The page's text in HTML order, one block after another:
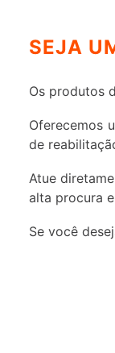
SEJA
Os produtos
Oferecemos
de
Atue
alta procura
Se você